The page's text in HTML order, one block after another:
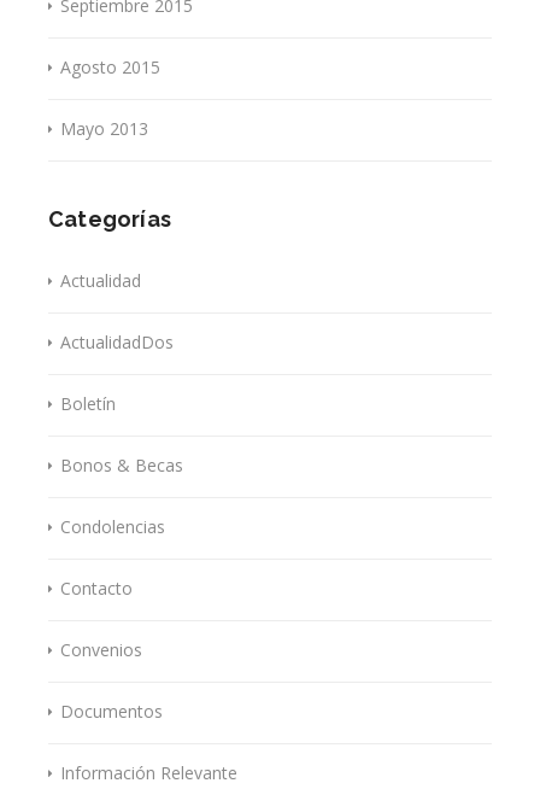
Septiembre 2015
Agosto 2015
Mayo 2013
Categorías
Actualidad
ActualidadDos
Boletín
Bonos & Becas
Condolencias
Contacto
Convenios
Documentos
Información Relevante